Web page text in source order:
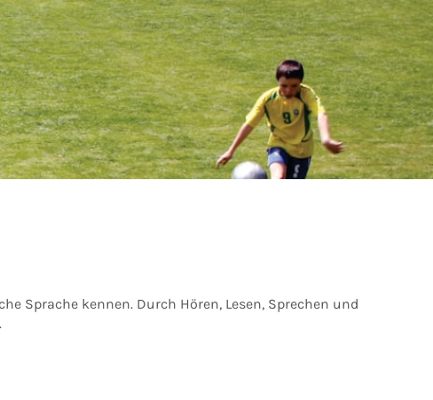
Sprache kennen. Durch Hören, Lesen, Sprechen und